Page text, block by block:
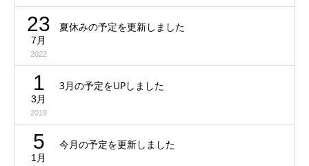
23
7月
2022
夏休みの予定を更新しました
1
3月
2019
3月の予定をUPしました
5
1月
今月の予定を更新しました